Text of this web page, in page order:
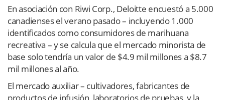
En asociación con Riwi Corp., Deloitte encuestó a 5.000
canadienses el verano pasado – incluyendo 1.000
identificados como consumidores de marihuana
recreativa – y se calcula que el mercado minorista de
base solo tendría un valor de $4.9 mil millones a $8.7
mil millones al año.
El mercado auxiliar – cultivadores, fabricantes de
productos de infusión, laboratorios de pruebas, y la